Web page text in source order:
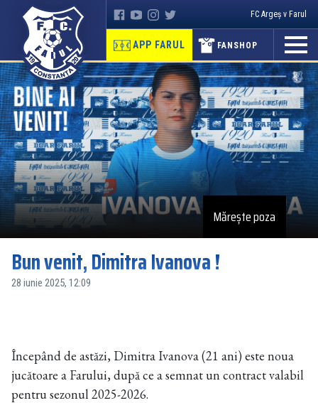
FC Argeș v Farul
APP FARUL FANSHOP
Mărește poza
Bun venit, Dimitra Ivanova !
28 iunie 2025, 12:09
Începând de astăzi, Dimitra Ivanova (21 ani) este noua
jucătoare a Farului, după ce a semnat un contract valabil
pentru sezonul 2025-2026.